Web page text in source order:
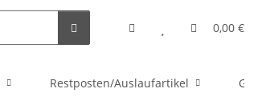
0,00 €
Restposten/Auslaufartikel